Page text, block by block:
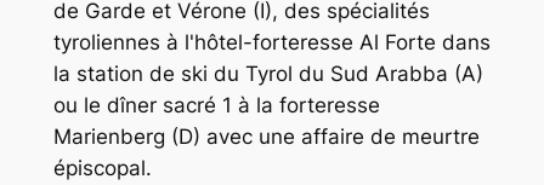
de Garde et Vérone (I), des spécialités
tyroliennes à l'hôtel-forteresse Al Forte dans
la station de ski du Tyrol du Sud Arabba (A)
ou le dîner sacré 1 à la forteresse
Marienberg (D) avec une affaire de meurtre
épiscopal.